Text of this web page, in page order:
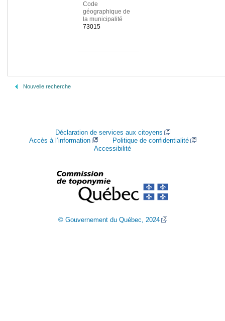
Code
géographique de
la municipalité
73015
Nouvelle recherche
Déclaration de services aux citoyens
Accès à l’information
Politique de confidentialité
Accessibilité
© Gouvernement du Québec, 2024